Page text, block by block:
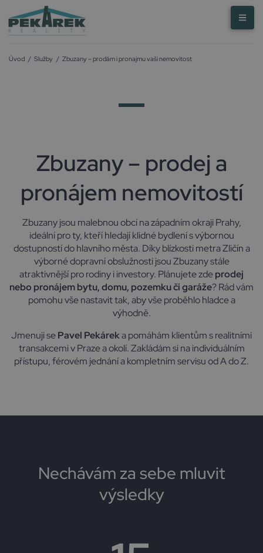
Úvod / Služby / Zbuzany – prodám i pronajmu vaši nemovitost
Zbuzany – prodej a
pronájem nemovitostí
Zbuzany jsou malebnou obcí na západním okraji Prahy,
ideální pro ty, kteří hledají klidné bydlení s výbornou
dostupností do hlavního města. Díky blízkosti metra Zličín a
výborné dopravní obslužnosti jsou Zbuzany stále
atraktivnější pro rodiny i investory. Plánujete zdeprodej
nebo pronájem bytu, domu, pozemku či garáže? Rád vám
pomohu vše nastavit tak, aby vše proběhlo hladce a
výhodně.
Jmenuji sePavel Pekáreka pomáhám klientům s realitními
transakcemi v Praze a okolí. Zakládám si na individuálním
přístupu, férovém jednání a kompletním servisu od A do Z.
Nechávám za sebe mluvit
výsledky